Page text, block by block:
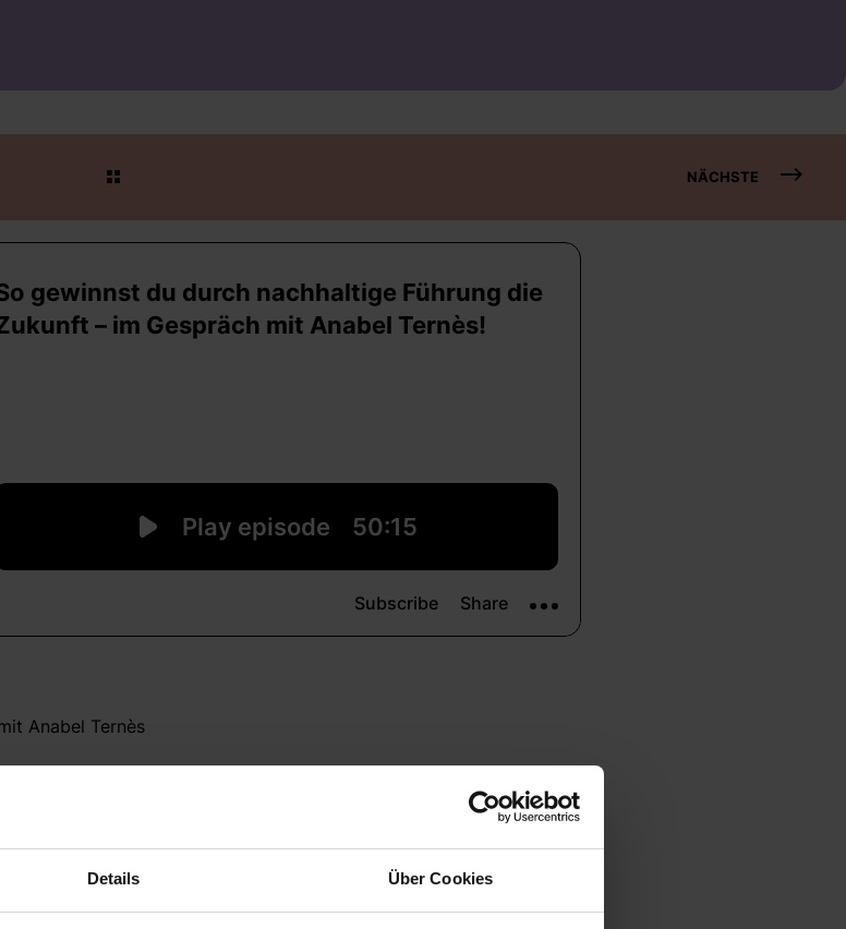
Details Über Cookies
NÄCHSTE
Anabel Ternès
im Bereich Nachhaltigkeit und Digitalisierung. Sie appelliert